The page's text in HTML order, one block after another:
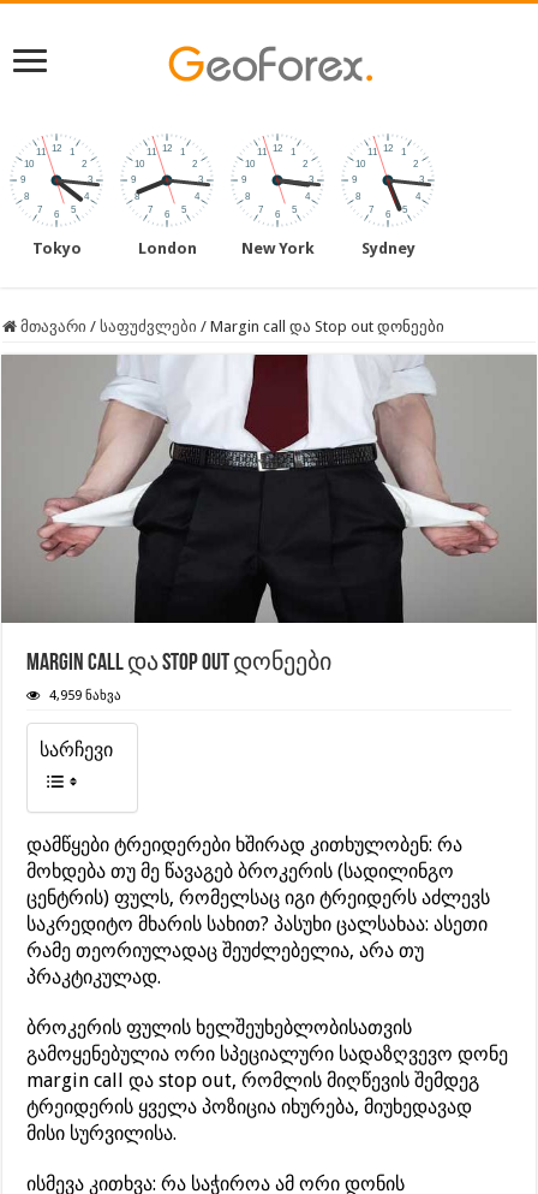
Tokyo London New York Sydney
მთავარი / საფუძვლები / Margin call და Stop out დონეები
Margin call და Stop out დონეები
4,959 ნახვა
სარჩევი
დამწყები ტრეიდერები ხშირად კითხულობენ: რა
მოხდება თუ მე წავაგებ ბროკერის (სადილინგო
ცენტრის) ფულს, რომელსაც იგი ტრეიდერს აძლევს
საკრედიტო მხარის სახით? პასუხი ცალსახაა: ასეთი
რამე თეორიულადაც შეუძლებელია, არა თუ
პრაკტიკულად.
ბროკერის ფულის ხელშეუხებლობისათვის
გამოყენებულია ორი სპეციალური სადაზღვევო დონე
margin call და stop out, რომლის მიღწევის შემდეგ
ტრეიდერის ყველა პოზიცია იხურება, მიუხედავად
მისი სურვილისა.
ისმევა კითხვა: რა საჭიროა ამ ორი დონის